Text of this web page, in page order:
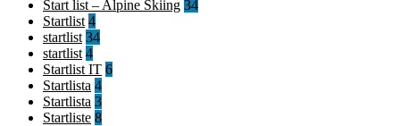
Start list – Alpine Skiing 34
Startlist 4
startlist 34
startlist 4
Startlist IT 6
Startlista 4
Startlista 3
Startliste 8